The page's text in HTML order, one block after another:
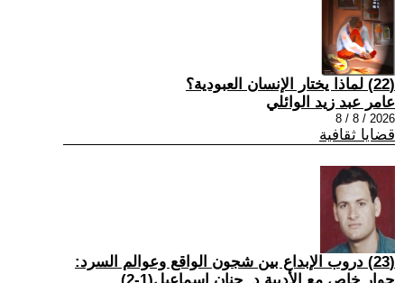
(22) لماذا يختار الإنسان العبودية؟
عامر عبد زيد الوائلي
2026 / 8 / 8
قضايا ثقافية
(23) دروب الإبداع بين شجون الواقع وعوالم السرد: